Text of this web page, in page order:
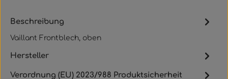
Beschreibung
Vaillant Frontblech, oben
Hersteller
Verordnung (EU) 2023/988 Produktsicherheit